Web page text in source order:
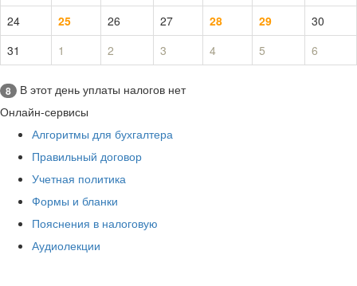
24
25 26 27 28 29
30
31
1 2 3 4 5 6
8
В этот день уплаты налогов нет
Онлайн-сервисы
Алгоритмы для бухгалтера
Правильный договор
Учетная политика
Формы и бланки
Пояснения в налоговую
Аудиолекции